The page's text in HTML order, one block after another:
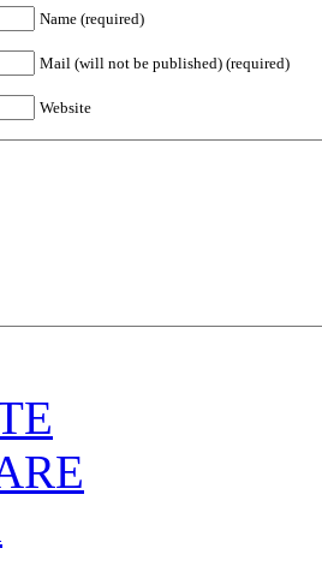
Name (required)
Mail (will not be published) (required)
Website